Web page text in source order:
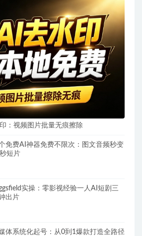
：视频图片批量无痕擦除
免费AI神器免费不限次：图文音频秒变
短片
实操：零影视经验一人AI短剧三
出片
体系统化起号：从0到1爆款打造全路径